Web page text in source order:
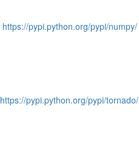
https://pypi.python.org/pypi/numpy/
https://pypi.python.org/pypi/tornado/